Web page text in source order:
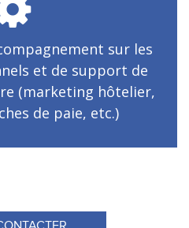
sur les
et de support de
(marketing hôtelier,
de paie, etc.)